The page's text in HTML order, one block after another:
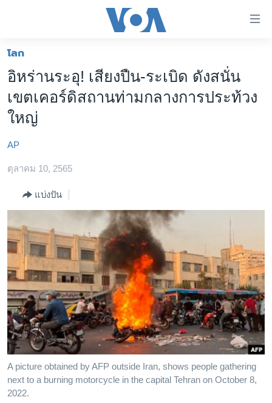
ต่อ
ข้าม
ไป
เนื้อหา
หลัก
ไป
หลัก
การ
ค้นหา
โลก
เอเชีย
สหรัฐฯ
ไทย
ธุรกิจ
วิทยาศาสตร์
สังคมและสุขภาพ
ไลฟ์สไตล์
ตรวจสอบข่าว
เรียนรู้ภาษาอังกฤษ
พอดคาสต์
ติดตามเรา
เลือกภาษา
โลก
อิหร่านระอุ! เสียงปืน-ระเบิด ดังสนั่น
เขตเคอร์ดิสถานท่ามกลางการประท้วง
ใหญ่
AP
ตุลาคม 10, 2565
แบ่งปัน
A picture obtained by AFP outside Iran, shows people gathering
next to a burning motorcycle in the capital Tehran on October 8,
2022.